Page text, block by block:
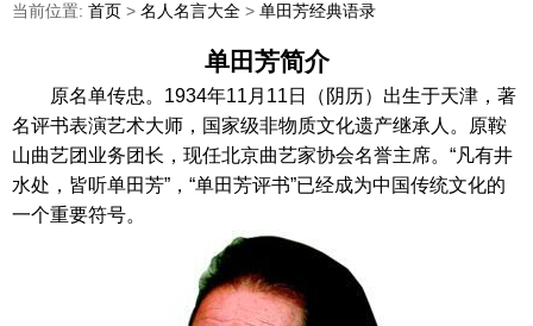
当前位置: 首页 > 名人名言大全 > 单田芳经典语录
单田芳简介
原名单传忠。1934年11月11日（阴历）出生于天津，著
名评书表演艺术大师，国家级非物质文化遗产继承人。原鞍
山曲艺团业务团长，现任北京曲艺家协会名誉主席。“凡有井
水处，皆听单田芳”，“单田芳评书”已经成为中国传统文化的
一个重要符号。